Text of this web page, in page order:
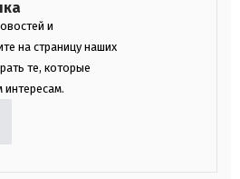
и
на страницу наших
те, которые
интересам.